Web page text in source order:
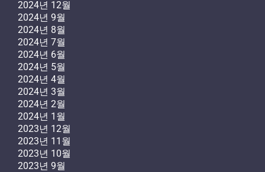
2024년 12월
2024년 9월
2024년 8월
2024년 7월
2024년 6월
2024년 5월
2024년 4월
2024년 3월
2024년 2월
2024년 1월
2023년 12월
2023년 11월
2023년 10월
2023년 9월